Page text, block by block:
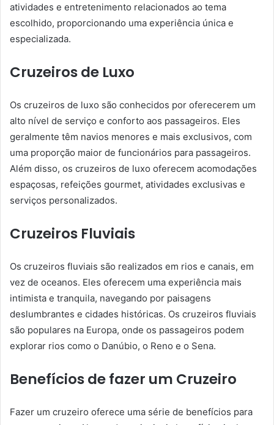
atividades e entretenimento relacionados ao tema
escolhido, proporcionando uma experiência única e
especializada.
Cruzeiros de Luxo
Os cruzeiros de luxo são conhecidos por oferecerem um
alto nível de serviço e conforto aos passageiros. Eles
geralmente têm navios menores e mais exclusivos, com
uma proporção maior de funcionários para passageiros.
Além disso, os cruzeiros de luxo oferecem acomodações
espaçosas, refeições gourmet, atividades exclusivas e
serviços personalizados.
Cruzeiros Fluviais
Os cruzeiros fluviais são realizados em rios e canais, em
vez de oceanos. Eles oferecem uma experiência mais
intimista e tranquila, navegando por paisagens
deslumbrantes e cidades históricas. Os cruzeiros fluviais
são populares na Europa, onde os passageiros podem
explorar rios como o Danúbio, o Reno e o Sena.
Benefícios de fazer um Cruzeiro
Fazer um cruzeiro oferece uma série de benefícios para